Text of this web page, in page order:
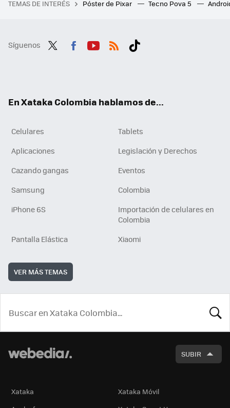
TEMAS DE INTERÉS Póster de Pixar Tecno Pova 5
Síguenos
En Xataka Colombia hablamos de...
Celulares
Tablets
Aplicaciones
Legislación y Derechos
Cazando gangas
Eventos
Samsung
Colombia
iPhone 6S
Importación de celulares en
Colombia
Pantalla Elástica
Xiaomi
VER MÁS TEMAS
SUBIR
Xataka
Xataka Móvil